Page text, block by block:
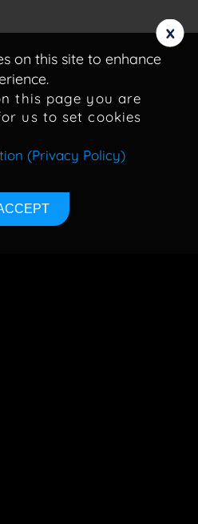
on this site to enhance
this page you are
us to set cookies
(Privacy Policy)
ACCEPT
x